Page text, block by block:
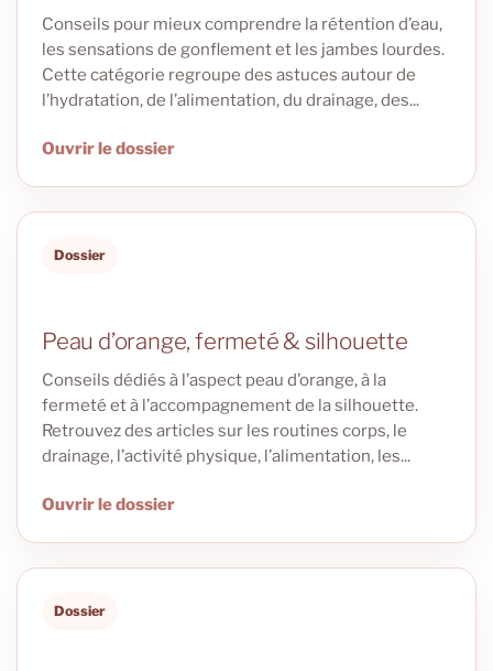
Conseils pour mieux comprendre la rétention d’eau,
les sensations de gonflement et les jambes lourdes.
Cette catégorie regroupe des astuces autour de
l’hydratation, de l’alimentation, du drainage, des...
Ouvrir le dossier
Dossier
Peau d’orange, fermeté & silhouette
Conseils dédiés à l’aspect peau d’orange, à la
fermeté et à l’accompagnement de la silhouette.
Retrouvez des articles sur les routines corps, le
drainage, l’activité physique, l’alimentation, les...
Ouvrir le dossier
Dossier